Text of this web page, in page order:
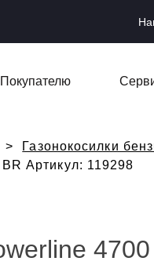
Покупателю
Газонокосилки
Артикул: 119298